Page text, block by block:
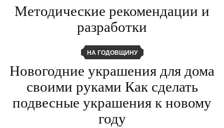
Методические рекомендации и
разработки
НА ГОДОВЩИНУ
Новогодние украшения для дома
своими руками Как сделать
подвесные украшения к новому
году